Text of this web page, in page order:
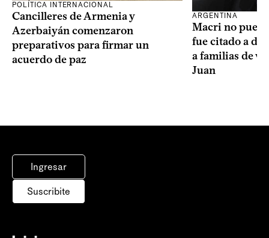
POLÍTICA INTERNACIONAL
Cancilleres de Armenia y
Azerbaiyán comenzaron
preparativos para firmar un
acuerdo de paz
ARGENTINA
Macri no
fue citado a
a familias de
Juan
Ingresar
Suscribite